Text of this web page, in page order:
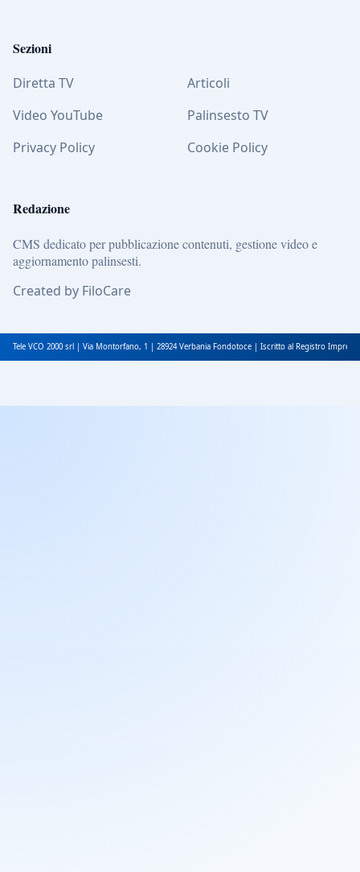
Sezioni
Diretta TV
Articoli
Video YouTube
Palinsesto TV
Privacy Policy
Cookie Policy
Redazione
CMS dedicato per pubblicazione contenuti, gestione video e
aggiornamento palinsesti.
Created by FiloCare
Tele VCO 2000 srl | Via Montorfano, 1 | 28924 Verbania Fondotoce | Iscritto al Registro Imprese